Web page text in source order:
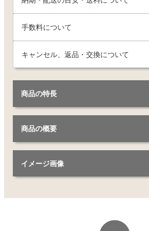
手数料について
キャンセル、返品・交換について
商品の特長
商品の概要
イメージ画像